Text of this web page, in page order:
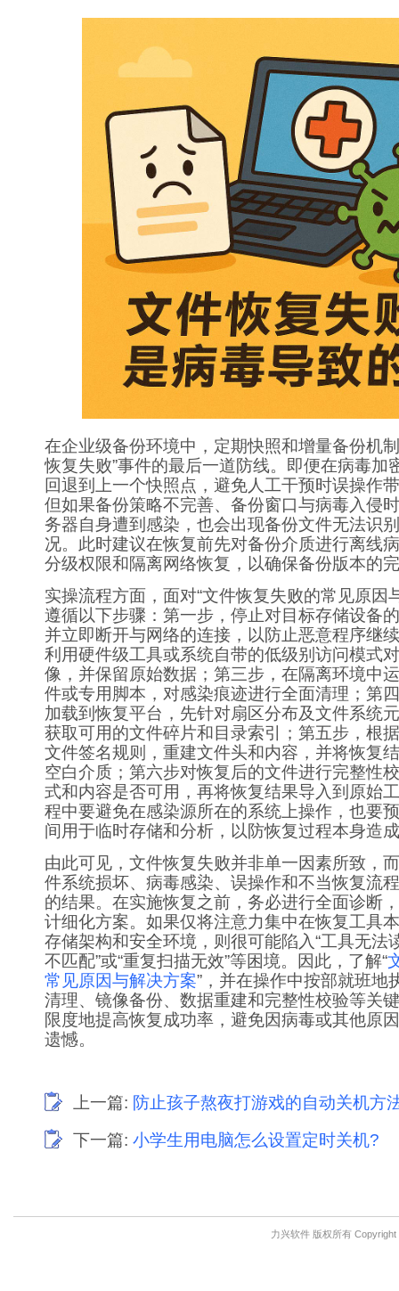
在企业级备份环境中，定期快照和增量备份机
恢复失败”事件的最后一道防线。即便在病毒加
回退到上一个快照点，避免人工干预时误操作
但如果备份策略不完善、备份窗口与病毒入侵
务器自身遭到感染，也会出现备份文件无法识
况。此时建议在恢复前先对备份介质进行离线
分级权限和隔离网络恢复，以确保备份版本的
实操流程方面，面对“文件恢复失败的常见原因
遵循以下步骤：第一步，停止对目标存储设备
并立即断开与网络的连接，以防止恶意程序继
利用硬件级工具或系统自带的低级别访问模式
像，并保留原始数据；第三步，在隔离环境中
件或专用脚本，对感染痕迹进行全面清理；第
加载到恢复平台，先针对扇区分布及文件系统
获取可用的文件碎片和目录索引；第五步，根
文件签名规则，重建文件头和内容，并将恢复
空白介质；第六步对恢复后的文件进行完整性
式和内容是否可用，再将恢复结果导入到原始
程中要避免在感染源所在的系统上操作，也要
间用于临时存储和分析，以防恢复过程本身造
由此可见，文件恢复失败并非单一因素所致，
件系统损坏、病毒感染、误操作和不当恢复流
的结果。在实施恢复之前，务必进行全面诊断
计细化方案。如果仅将注意力集中在恢复工具
存储架构和安全环境，则很可能陷入“工具无法
不匹配”或“重复扫描无效”等困境。因此，了解“
常见原因与解决方案”，并在操作中按部就班地
清理、镜像备份、数据重建和完整性校验等关
限度地提高恢复成功率，避免因病毒或其他原
遗憾。
上一篇: 防止孩子熬夜打游戏的自动关机方
下一篇: 小学生用电脑怎么设置定时关机?
力兴软件 版权所有